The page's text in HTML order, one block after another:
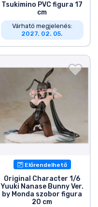
Tsukimino PVC figura 17
cm
Várható megjelenés:
2027. 02. 05.
Előrendelhető
Original Character 1/6
Yuuki Nanase Bunny Ver.
by Monda szobor figura
20 cm